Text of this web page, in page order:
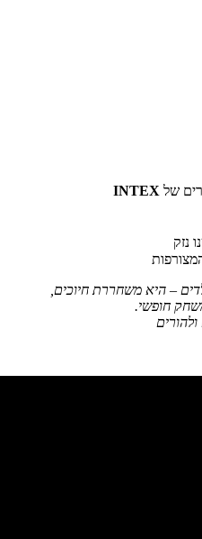
של INTEX
נזק
– היא משחררת חיוכים,
חופשי.